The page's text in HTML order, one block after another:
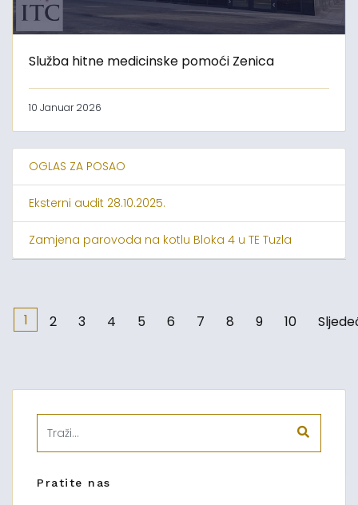
Služba hitne medicinske pomoći Zenica
10 Januar 2026
OGLAS ZA POSAO
Eksterni audit 28.10.2025.
Zamjena parovoda na kotlu Bloka 4 u TE Tuzla
1 2 3 4 5 6 7 8 9 10
Pratite nas